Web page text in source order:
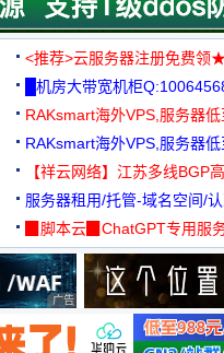
<推荐>云服务器注册免费领
█机房大带宽机柜
RAKsmart海外VPS,服务器
用★
RAKsmart海外VPS,服务器
用★
【祥云网络】江苏多线BGP
服务器租用/托管-域名空间/
▉脚本云▉ChatGPT专用服
19元/月
广告 商业广告，理性选择